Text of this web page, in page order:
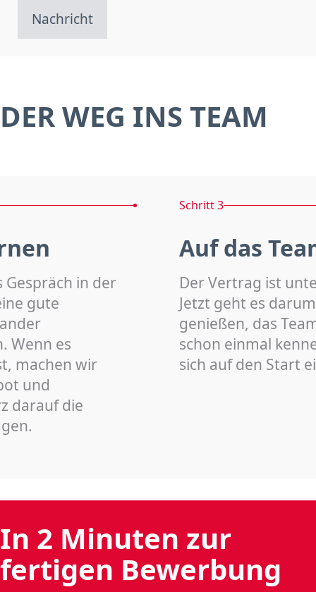
Nachricht
DER WEG INS TEAM
Gespräch in der
gute
Wenn es
machen wir
und
darauf die
Schritt 3
Auf das
Der Vertrag ist
Jetzt geht es
genießen, das
schon einmal
sich auf den Start
In 2 Minuten zur
fertigen Bewerbung